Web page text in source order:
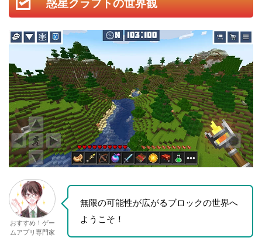
惑星クラフトの世界観
おすすめ！ゲー
ムアプリ専門家
無限の可能性が広がるブロックの世界へ
ようこそ！